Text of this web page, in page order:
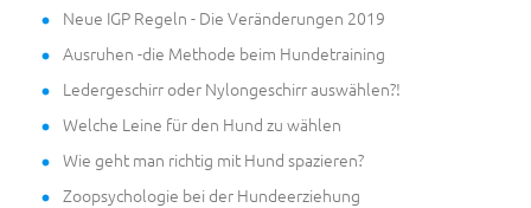
Neue IGP Regeln - Die Veränderungen 2019
Ausruhen -die Methode beim Hundetraining
Ledergeschirr oder Nylongeschirr auswählen?!
Welche Leine für den Hund zu wählen
Wie geht man richtig mit Hund spazieren?
Zoopsychologie bei der Hundeerziehung